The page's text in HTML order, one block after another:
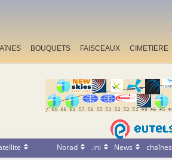
BOUQUETS FAISCEAUX CIMETIERE
Norad .ini News chaînes